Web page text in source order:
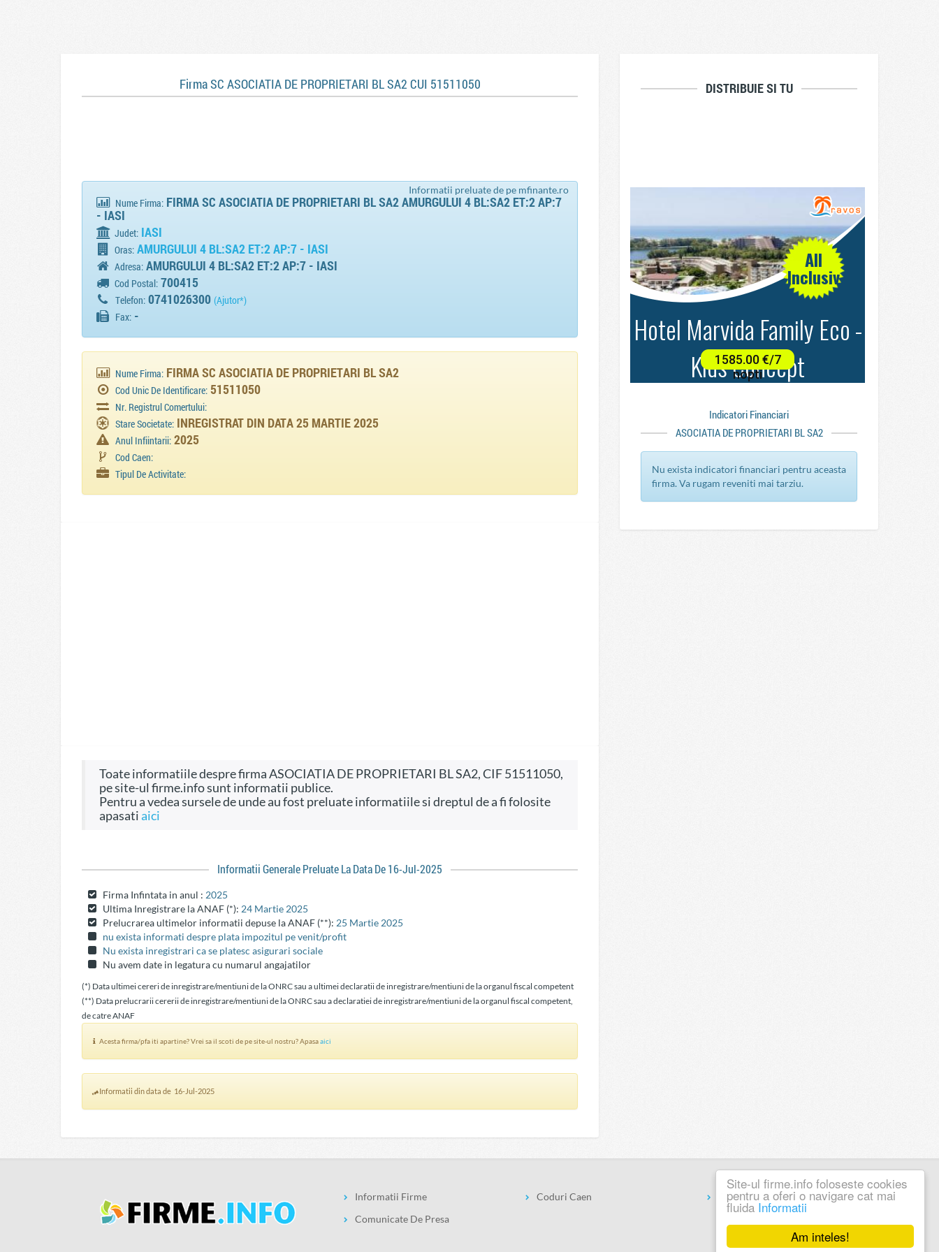
Am inteles!
Site-ul firme.info foloseste cookies
pentru a oferi o navigare cat mai
fluida Informatii
Firma SC ASOCIATIA DE PROPRIETARI BL SA2 CUI 51511050
Informatii preluate de pe mfinante.ro
Nume Firma: FIRMA SC ASOCIATIA DE PROPRIETARI BL SA2 AMURGULUI 4 BL:SA2 ET:2 AP:7
- IASI
Judet: IASI
Oras: AMURGULUI 4 BL:SA2 ET:2 AP:7 - IASI
Adresa: AMURGULUI 4 BL:SA2 ET:2 AP:7 - IASI
Cod Postal: 700415
Telefon: 0741026300(Ajutor*)
Fax: -
Nume Firma: FIRMA SC ASOCIATIA DE PROPRIETARI BL SA2
Cod Unic De Identificare: 51511050
Nr. Registrul Comertului:
Stare Societate: INREGISTRAT DIN DATA 25 MARTIE 2025
Anul Infiintarii: 2025
Cod Caen:
Tipul De Activitate:
Toate informatiile despre firma ASOCIATIA DE PROPRIETARI BL SA2, CIF 51511050,
pe site-ul firme.info sunt informatii publice.
Pentru a vedea sursele de unde au fost preluate informatiile si dreptul de a fi folosite
apasatiaici
Informatii Generale Preluate La Data De 16-Jul-2025
Firma Infintata in anul : 2025
Ultima Inregistrare la ANAF (*): 24 Martie 2025
Prelucrarea ultimelor informatii depuse la ANAF (**): 25 Martie 2025
nu exista informati despre plata impozitul pe venit/profit
Nu exista inregistrari ca se platesc asigurari sociale
Nu avem date in legatura cu numarul angajatilor
(*) Data ultimei cereri de inregistrare/mentiuni de la ONRC sau a ultimei declaratii de inregistrare/mentiuni de la organul fiscal competent
(**) Data prelucrarii cererii de inregistrare/mentiuni de la ONRC sau a declaratiei de inregistrare/mentiuni de la organul fiscal competent,
de catre ANAF
Acesta firma/pfa iti apartine? Vrei sa il scoti de pe site-ul nostru? Apasaaici
Informatii din data de 16-Jul-2025
DISTRIBUIE SI TU
Indicatori Financiari
ASOCIATIA DE PROPRIETARI BL SA2
Nu exista indicatori financiari pentru aceasta
firma. Va rugam reveniti mai tarziu.
Informatii Firme
Comunicate De Presa
Coduri Caen Coduri Postale